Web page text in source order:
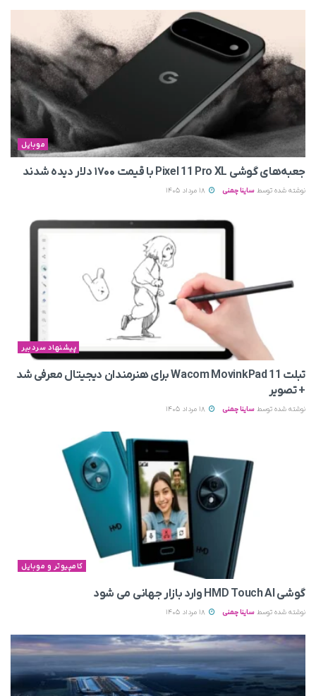
موبایل
جعبه‌های گوشی Pixel 11 Pro XL با قیمت ۱۷۰۰ دلار دیده شدند
نوشته شده توسط ساینا چمنی
پیشنهاد سردبیر
تبلت Wacom MovinkPad 11 برای هنرمندان دیجیتال معرفی شد
+ تصویر
نوشته شده توسط ساینا چمنی
کامپیوتر و موبایل
گوشی HMD Touch AI وارد بازار جهانی می‌ شود
نوشته شده توسط ساینا چمنی